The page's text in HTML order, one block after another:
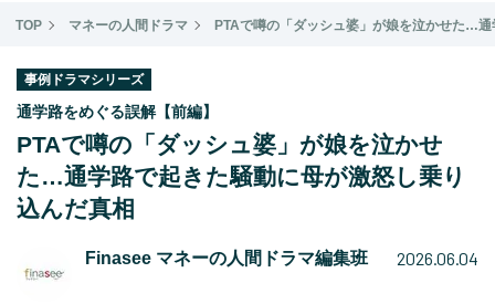
#フィナンシャル・ウェルビーイング #データ・調査 #国内株式型
#60代
TOP マネーの人間ドラマ PTAで噂の「ダッシュ婆」が娘を泣かせた…
事例ドラマシリーズ
通学路をめぐる誤解【前編】
PTAで噂の「ダッシュ婆」が娘を泣かせ
た…通学路で起きた騒動に母が激怒し乗り
込んだ真相
Finasee マネーの人間ドラマ編集班 2026.06.04